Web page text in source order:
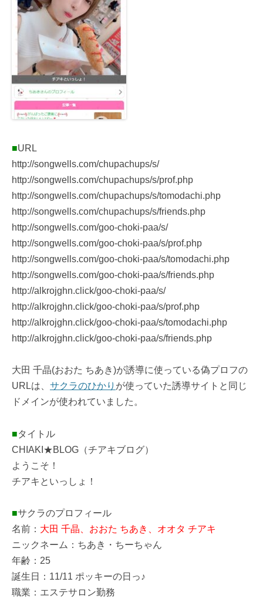
■URL
http://songwells.com/chupachups/s/
http://songwells.com/chupachups/s/prof.php
http://songwells.com/chupachups/s/tomodachi.php
http://songwells.com/chupachups/s/friends.php
http://songwells.com/goo-choki-paa/s/
http://songwells.com/goo-choki-paa/s/prof.php
http://songwells.com/goo-choki-paa/s/tomodachi.php
http://songwells.com/goo-choki-paa/s/friends.php
http://alkrojghn.click/goo-choki-paa/s/
http://alkrojghn.click/goo-choki-paa/s/prof.php
http://alkrojghn.click/goo-choki-paa/s/tomodachi.php
http://alkrojghn.click/goo-choki-paa/s/friends.php
大田 千晶(おおた ちあき)が誘導に使っている偽プロフの
URLは、 サクラのひかり が使っていた誘導サイトと同じ
ドメインが使われていました。
■タイトル
CHIAKI★BLOG（チアキブログ）
ようこそ！
チアキといっしょ！
■サクラのプロフィール
名前： 大田 千晶、おおた ちあき、オオタ チアキ
ニックネーム：ちあき・ちーちゃん
年齢：25
誕生日：11/11 ポッキーの日っ♪
職業：エステサロン勤務